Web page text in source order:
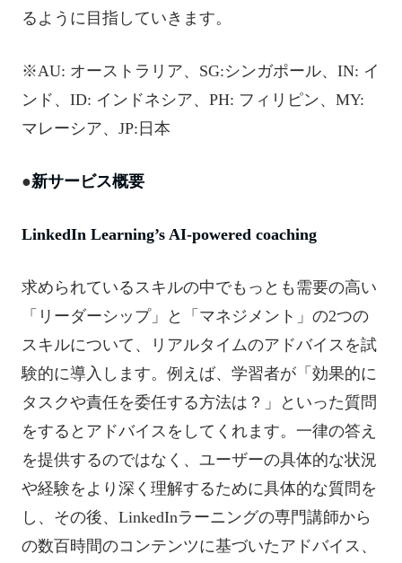
るように目指していきます。
※AU: オーストラリア、SG:シンガポール、IN: イ
ンド、ID: インドネシア、PH: フィリピン、MY:
マレーシア、JP:日本
●新サービス概要
LinkedIn Learning’s AI-powered coaching
求められているスキルの中でもっとも需要の高い
「リーダーシップ」と「マネジメント」の2つの
スキルについて、リアルタイムのアドバイスを試
験的に導入します。例えば、学習者が「効果的に
タスクや責任を委任する方法は？」といった質問
をするとアドバイスをしてくれます。一律の答え
を提供するのではなく、ユーザーの具体的な状況
や経験をより深く理解するために具体的な質問を
し、その後、LinkedInラーニングの専門講師から
の数百時間のコンテンツに基づいたアドバイス、